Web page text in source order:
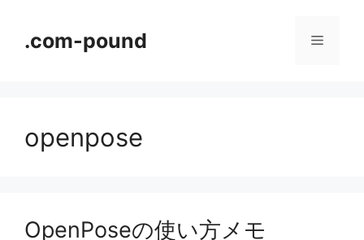
.com-pound メ
openpose
OpenPoseの使い方メモ